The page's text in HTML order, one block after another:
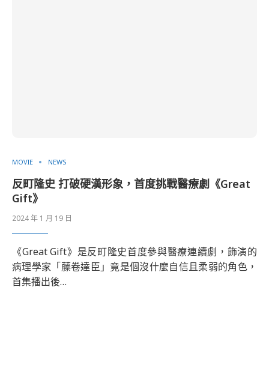
MOVIE NEWS
反町隆史 打破硬漢形象，首度挑戰醫療劇《Great
Gift》
2024 年 1 月 19 日
《Great Gift》是反町隆史首度參與醫療連續劇，飾演的
病理學家「藤卷達臣」竟是個沒什麼自信且柔弱的角色，
首集播出後…